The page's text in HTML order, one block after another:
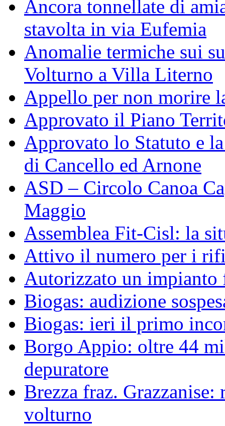
Ancora tonnellate di
stavolta in via Eufemia
Anomalie termiche sui
Volturno a Villa Literno
Appello per non morire
Approvato il Piano
Approvato lo Statuto e
di Cancello ed Arnone
ASD – Circolo Canoa
Maggio
Assemblea Fit-Cisl: la
Attivo il numero per i
Autorizzato un
Biogas: audizione
Biogas: ieri il primo
Borgo Appio: oltre 44
depuratore
Brezza fraz.
volturno